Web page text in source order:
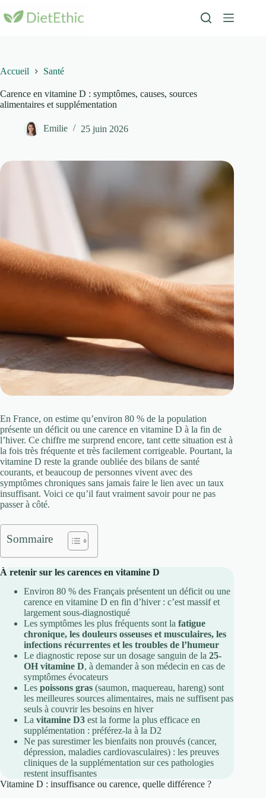
au
contenu
Accueil Santé
Carence en vitamine D : symptômes, causes, sources
alimentaires et supplémentation
Emilie 25 juin 2026
En France, on estime qu’environ 80 % de la population
présente un déficit ou une carence en vitamine D à la fin de
l’hiver. Ce chiffre me surprend encore, tant cette situation est à
la fois très fréquente et très facilement corrigeable. Pourtant, la
vitamine D reste la grande oubliée des bilans de santé
courants, et beaucoup de personnes vivent avec des
symptômes chroniques sans jamais faire le lien avec un taux
insuffisant. Voici ce qu’il faut vraiment savoir pour ne pas
passer à côté.
Sommaire
À retenir sur les carences en vitamine D
Environ 80 % des Français présentent un déficit ou une
carence en vitamine D en fin d’hiver : c’est massif et
largement sous-diagnostiqué
Les symptômes les plus fréquents sont la fatigue
chronique, les douleurs osseuses et musculaires, les
infections récurrentes et les troubles de l’humeur
Le diagnostic repose sur un dosage sanguin de la 25-
OH vitamine D, à demander à son médecin en cas de
symptômes évocateurs
Les poissons gras (saumon, maquereau, hareng) sont
les meilleures sources alimentaires, mais ne suffisent pas
seuls à couvrir les besoins en hiver
La vitamine D3 est la forme la plus efficace en
supplémentation : préférez-la à la D2
Ne pas surestimer les bienfaits non prouvés (cancer,
dépression, maladies cardiovasculaires) : les preuves
cliniques de la supplémentation sur ces pathologies
restent insuffisantes
Vitamine D : insuffisance ou carence, quelle différence ?